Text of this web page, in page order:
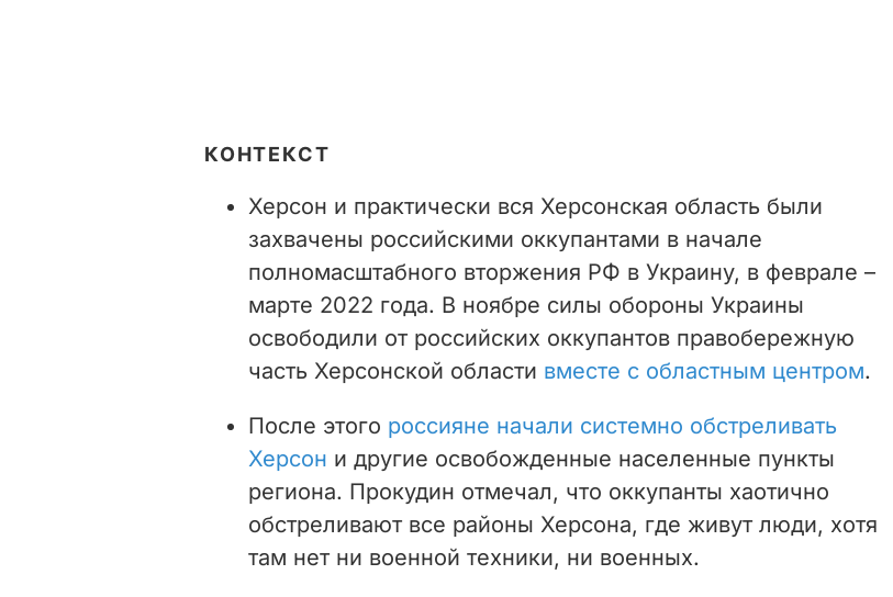
КОНТЕКСТ
Херсон и практически вся Херсонская область были
захвачены российскими оккупантами в начале
полномасштабного вторжения РФ в Украину, в феврале –
марте 2022 года. В ноябре силы обороны Украины
освободили от российских оккупантов правобережную
часть Херсонской области вместе с областным центром.
После этого россияне начали системно обстреливать
Херсон и другие освобожденные населенные пункты
региона. Прокудин отмечал, что оккупанты хаотично
обстреливают все районы Херсона, где живут люди, хотя
там нет ни военной техники, ни военных.